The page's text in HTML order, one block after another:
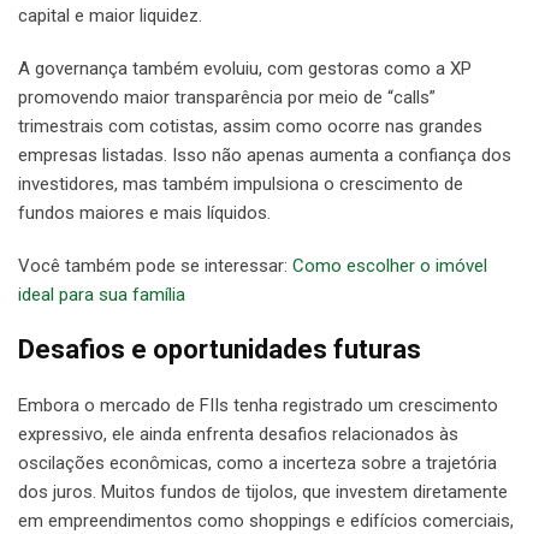
capital e maior liquidez.
A governança também evoluiu, com gestoras como a XP
promovendo maior transparência por meio de “calls”
trimestrais com cotistas, assim como ocorre nas grandes
empresas listadas. Isso não apenas aumenta a confiança dos
investidores, mas também impulsiona o crescimento de
fundos maiores e mais líquidos.
Você também pode se interessar: Como escolher o imóvel
ideal para sua família
Desafios e oportunidades futuras
Embora o mercado de FIIs tenha registrado um crescimento
expressivo, ele ainda enfrenta desafios relacionados às
oscilações econômicas, como a incerteza sobre a trajetória
dos juros. Muitos fundos de tijolos, que investem diretamente
em empreendimentos como shoppings e edifícios comerciais,